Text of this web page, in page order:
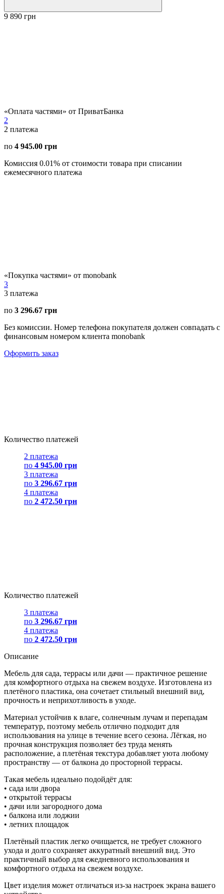
9 890 грн
«Оплата частями» от ПриватБанка
2
2 платежа
по 4 945.00 грн
Комиссия 0.01% от стоимости товара при списании
ежемесячного платежа
«Покупка частями» от monobank
3
3 платежа
по 3 296.67 грн
Без комиссии. Номер телефона покупателя должен совпадать с
финансовым номером клиента monobank
Оформить заказ
Количество платежей
2 платежа
по 4 945.00 грн
3 платежа
по 3 296.67 грн
4 платежа
по 2 472.50 грн
Количество платежей
3 платежа
по 3 296.67 грн
4 платежа
по 2 472.50 грн
Описание
Мебель для сада, террасы или дачи — практичное решение
для комфортного отдыха на свежем воздухе. Изготовлена из
плетёного пластика, она сочетает стильный внешний вид,
прочность и неприхотливость в уходе.
Материал устойчив к влаге, солнечным лучам и перепадам
температур, поэтому мебель отлично подходит для
использования на улице в течение всего сезона. Лёгкая, но
прочная конструкция позволяет без труда менять
расположение, а плетёная текстура добавляет уюта любому
пространству — от балкона до просторной террасы.
Такая мебель идеально подойдёт для:
• сада или двора
• открытой террасы
• дачи или загородного дома
• балкона или лоджии
• летних площадок
Плетёный пластик легко очищается, не требует сложного
ухода и долго сохраняет аккуратный внешний вид. Это
практичный выбор для ежедневного использования и
комфортного отдыха на свежем воздухе.
Цвет изделия может отличаться из-за настроек экрана вашего